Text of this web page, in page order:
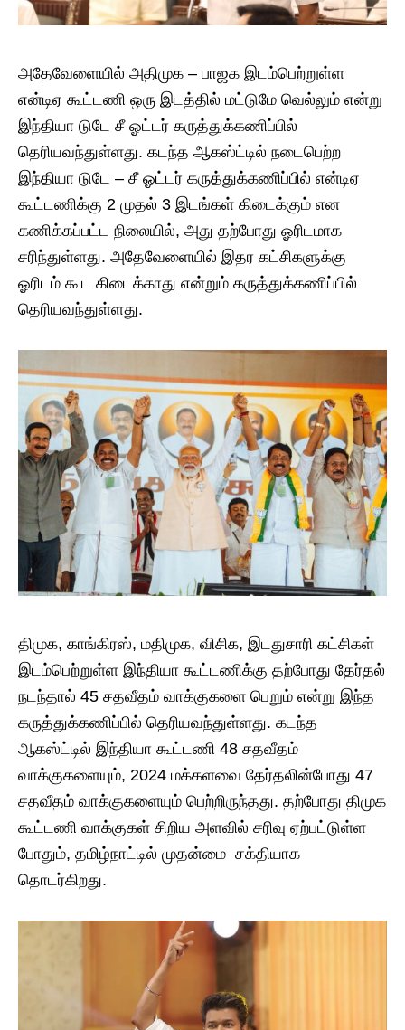
அதேவேளையில் அதிமுக – பாஜக இடம்பெற்றுள்ள
என்டிஏ கூட்டணி ஒரு இடத்தில் மட்டுமே வெல்லும் என்று
இந்தியா டுடே சீ ஓட்டர் கருத்துக்கணிப்பில்
தெரியவந்துள்ளது. கடந்த ஆகஸ்ட்டில் நடைபெற்ற
இந்தியா டுடே – சீ ஓட்டர் கருத்துக்கணிப்பில் என்டிஏ
கூட்டணிக்கு 2 முதல் 3 இடங்கள் கிடைக்கும் என
கணிக்கப்பட்ட நிலையில், அது தற்போது ஓரிடமாக
சரிந்துள்ளது. அதேவேளையில் இதர கட்சிகளுக்கு
ஓரிடம் கூட கிடைக்காது என்றும் கருத்துக்கணிப்பில்
தெரியவந்துள்ளது.
திமுக, காங்கிரஸ், மதிமுக, விசிக, இடதுசாரி கட்சிகள்
இடம்பெற்றுள்ள இந்தியா கூட்டணிக்கு தற்போது தேர்தல்
நடந்தால் 45 சதவீதம் வாக்குகளை பெறும் என்று இந்த
கருத்துக்கணிப்பில் தெரியவந்துள்ளது. கடந்த
ஆகஸ்ட்டில் இந்தியா கூட்டணி 48 சதவீதம்
வாக்குகளையும், 2024 மக்களவை தேர்தலின்போது 47
சதவீதம் வாக்குகளையும் பெற்றிருந்தது. தற்போது திமுக
கூட்டணி வாக்குகள் சிறிய அளவில் சரிவு ஏற்பட்டுள்ள
போதும், தமிழ்நாட்டில் முதன்மை சக்தியாக
தொடர்கிறது.